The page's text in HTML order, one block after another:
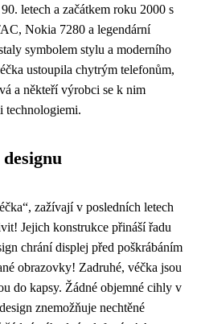
letech a začátkem roku 2000 s
Nokia 7280 a legendární
symbolem stylu a moderního
ustoupila chytrým telefonům,
a někteří výrobci se k nim
technologiemi.
zažívají v posledních letech
Jejich konstrukce přináší řadu
chrání displej před poškrábáním
obrazovky! Zadruhé, véčka jsou
do kapsy. Žádné objemné cihly v
znemožňuje nechtěné